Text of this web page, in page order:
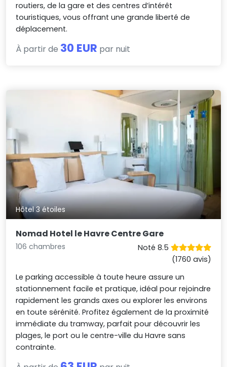
routiers, de la gare et des centres d’intérêt
touristiques, vous offrant une grande liberté de
déplacement.
À partir de 30 EUR par nuit
Hôtel 3 étoiles
Nomad Hotel le Havre Centre Gare
106 chambres
Noté 8.5
(1760 avis)
Le parking accessible à toute heure assure un
stationnement facile et pratique, idéal pour rejoindre
rapidement les grands axes ou explorer les environs
en toute sérénité. Profitez également de la proximité
immédiate du tramway, parfait pour découvrir les
plages, le port ou le centre-ville du Havre sans
contrainte.